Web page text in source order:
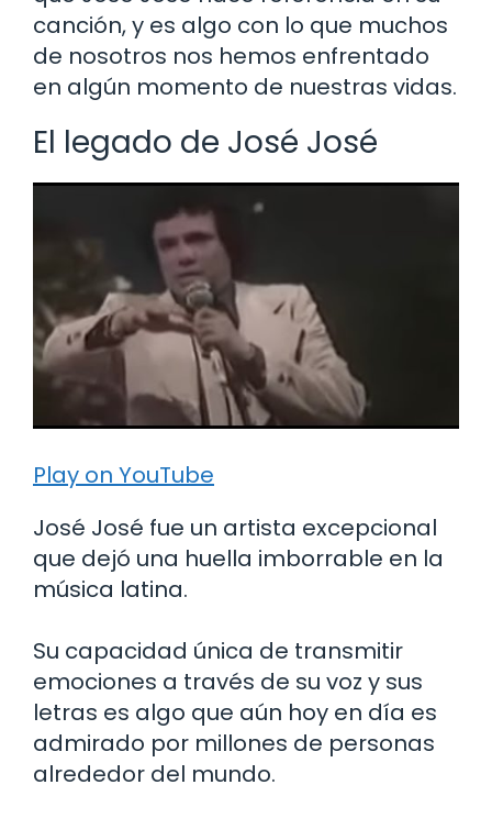
canción, y es algo con lo que muchos
de nosotros nos hemos enfrentado
en algún momento de nuestras vidas.
El legado de José José
Play on YouTube
José José fue un artista excepcional
que dejó una huella imborrable en la
música latina.
Su capacidad única de transmitir
emociones a través de su voz y sus
letras es algo que aún hoy en día es
admirado por millones de personas
alrededor del mundo.